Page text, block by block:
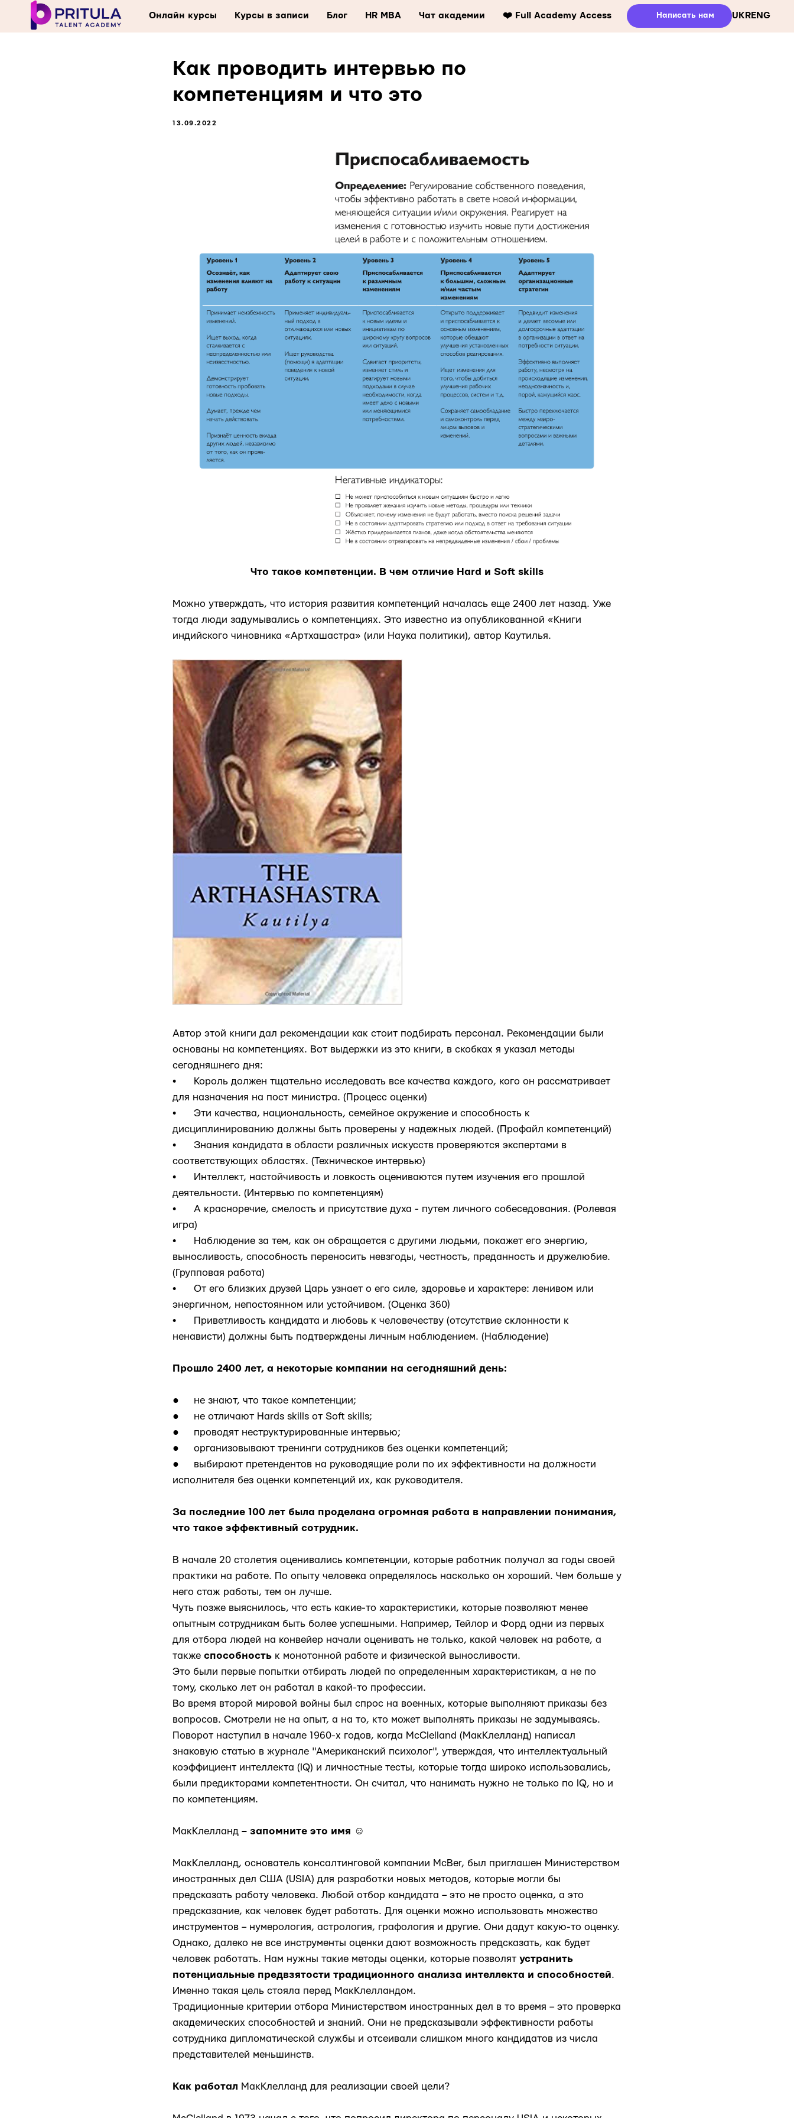
Онлайн курсы Курсы в записи Блог HR MBA Чат академии ❤️ Full Academy Access Написать нам UKR ENG
Как проводить интервью по
компетенциям и что это
13.09.2022
Что такое компетенции. В чем отличие Hard и Soft skills
Можно утверждать, что история развития компетенций началась еще 2400 лет назад. Уже
тогда люди задумывались о компетенциях. Это известно из опубликованной «Книги
индийского чиновника «Артхашастра» (или Наука политики), автор Каутилья.
Автор этой книги дал рекомендации как стоит подбирать персонал. Рекомендации были
основаны на компетенциях. Вот выдержки из это книги, в скобках я указал методы
сегодняшнего дня:
• Король должен тщательно исследовать все качества каждого, кого он рассматривает
для назначения на пост министра. (Процесс оценки)
• Эти качества, национальность, семейное окружение и способность к
дисциплинированию должны быть проверены у надежных людей. (Профайл компетенций)
• Знания кандидата в области различных искусств проверяются экспертами в
соответствующих областях. (Техническое интервью)
• Интеллект, настойчивость и ловкость оцениваются путем изучения его прошлой
деятельности. (Интервью по компетенциям)
• А красноречие, смелость и присутствие духа - путем личного собеседования. (Ролевая
игра)
• Наблюдение за тем, как он обращается с другими людьми, покажет его энергию,
выносливость, способность переносить невзгоды, честность, преданность и дружелюбие.
(Групповая работа)
• От его близких друзей Царь узнает о его силе, здоровье и характере: ленивом или
энергичном, непостоянном или устойчивом. (Оценка 360)
• Приветливость кандидата и любовь к человечеству (отсутствие склонности к
ненависти) должны быть подтверждены личным наблюдением. (Наблюдение)
Прошло 2400 лет, а некоторые компании на сегодняшний день:
● не знают, что такое компетенции;
● не отличают Hards skills от Soft skills;
● проводят неструктурированные интервью;
● организовывают тренинги сотрудников без оценки компетенций;
● выбирают претендентов на руководящие роли по их эффективности на должности
исполнителя без оценки компетенций их, как руководителя.
За последние 100 лет была проделана огромная работа в направлении понимания,
что такое эффективный сотрудник.
В начале 20 столетия оценивались компетенции, которые работник получал за годы своей
практики на работе. По опыту человека определялось насколько он хороший. Чем больше у
него стаж работы, тем он лучше.
Чуть позже выяснилось, что есть какие-то характеристики, которые позволяют менее
опытным сотрудникам быть более успешными. Например, Тейлор и Форд одни из первых
для отбора людей на конвейер начали оценивать не только, какой человек на работе, а
также способность к монотонной работе и физической выносливости.
Это были первые попытки отбирать людей по определенным характеристикам, а не по
тому, сколько лет он работал в какой-то профессии.
Во время второй мировой войны был спрос на военных, которые выполняют приказы без
вопросов. Смотрели не на опыт, а на то, кто может выполнять приказы не задумываясь.
Поворот наступил в начале 1960-х годов, когда McClelland (МакКлелланд) написал
знаковую статью в журнале "Американский психолог", утверждая, что интеллектуальный
коэффициент интеллекта (IQ) и личностные тесты, которые тогда широко использовались,
были предикторами компетентности. Он считал, что нанимать нужно не только по IQ, но и
по компетенциям.
МакКлелланд – запомните это имя ☺
МакКлелланд, основатель консалтинговой компании McBer, был приглашен Министерством
иностранных дел США (USIA) для разработки новых методов, которые могли бы
предсказать работу человека. Любой отбор кандидата – это не просто оценка, а это
предсказание, как человек будет работать. Для оценки можно использовать множество
инструментов – нумерология, астрология, графология и другие. Они дадут какую-то оценку.
Однако, далеко не все инструменты оценки дают возможность предсказать, как будет
человек работать. Нам нужны такие методы оценки, которые позволят устранить
потенциальные предвзятости традиционного анализа интеллекта и способностей.
Именно такая цель стояла перед МакКлелландом.
Традиционные критерии отбора Министерством иностранных дел в то время – это проверка
академических способностей и знаний. Они не предсказывали эффективности работы
сотрудника дипломатической службы и отсеивали слишком много кандидатов из числа
представителей меньшинств.
Как работал МакКлелланд для реализации своей цели?